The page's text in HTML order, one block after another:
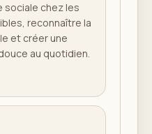
sociale chez les
reconnaître la
et créer une
au quotidien.